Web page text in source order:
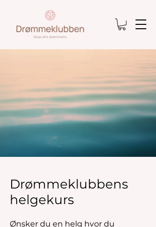
Drømmeklubbens
helgekurs
Ønsker du en helg hvor du